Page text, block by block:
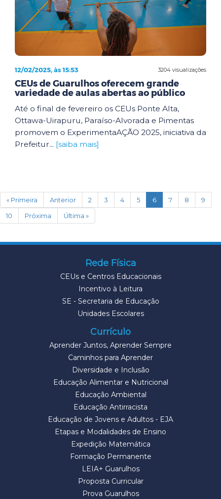
3204 visualizações
12/02/2025, às 15:53
CEUs de Guarulhos oferecem grande
variedade de aulas abertas ao público
Até o final de fevereiro os CEUs Ponte Alta,
Ottawa-Uirapuru, Paraíso-Alvorada e Pimentas
promovem o ExperimentaAÇÃO 2025, iniciativa da
Prefeitur... [saiba mais]
« Primeira Anterior 2 3 4 5 6(current)
7 8
9
10
Próxima Última »
Rede Física
CEUs e Centros Educacionais
Incentivo à Leitura
SE - Secretaria de Educação
Unidades Escolares
Currículo
Aprender Juntos, Aprender Sempre
Caminhos para Aprender
Diversidade e Inclusão
Educação Alimentar e Nutricional
Educação Ambiental
Educação Antirracista
Educação de Jovens e Adultos - EJA
Etapas e Modalidades de Ensino
Expedição Matemática
Formação Permanente
LEIA+ Guarulhos
Proposta Curricular
Prova Guarulhos